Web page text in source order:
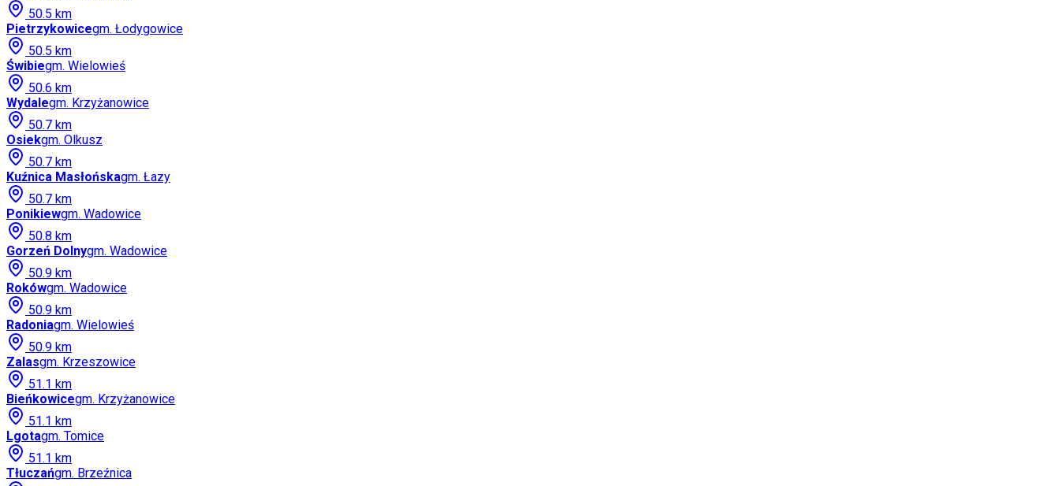
50.5 km
Pietrzykowicegm. Łodygowice
50.5 km
Świbiegm. Wielowieś
50.6 km
Wydalegm. Krzyżanowice
50.7 km
Osiekgm. Olkusz
50.7 km
Kuźnica Masłońskagm. Łazy
50.7 km
Ponikiewgm. Wadowice
50.8 km
Gorzeń Dolnygm. Wadowice
50.9 km
Rokówgm. Wadowice
50.9 km
Radoniagm. Wielowieś
50.9 km
Zalasgm. Krzeszowice
51.1 km
Bieńkowicegm. Krzyżanowice
51.1 km
Lgotagm. Tomice
51.1 km
Tłuczańgm. Brzeźnica